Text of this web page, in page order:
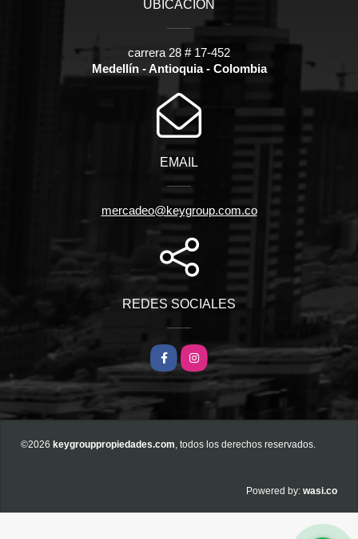
UBICACIÓN
carrera 28 # 17-452
Medellín - Antioquia - Colombia
EMAIL
mercadeo@keygroup.com.co
REDES SOCIALES
FacebookInstagram
©2026 keygrouppropiedades.com, todos los derechos reservados.
Powered by: wasi.co